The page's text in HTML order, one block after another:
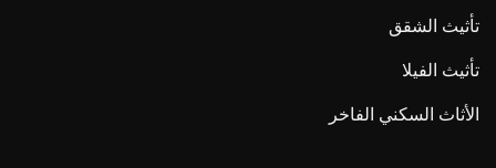
تأثيث الشقق
تأثيث الفيلا
الأثاث السكني الفاخر